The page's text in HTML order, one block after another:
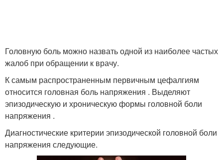
Головную боль можно назвать одной из наиболее частых
жалоб при обращении к врачу.
К самым распространенным первичным цефалгиям
относится головная боль напряжения . Выделяют
эпизодическую и хроническую формы головной боли
напряжения .
Диагностические критерии эпизодической головной боли
напряжения следующие.